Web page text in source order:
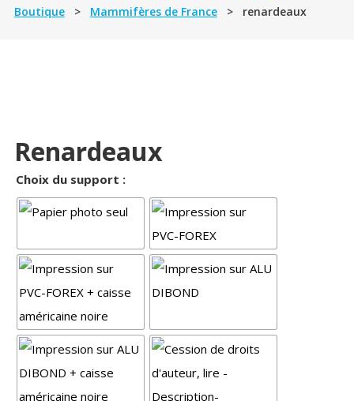
Boutique> Mammifères de France> renardeaux
Renardeaux
Choix du support :